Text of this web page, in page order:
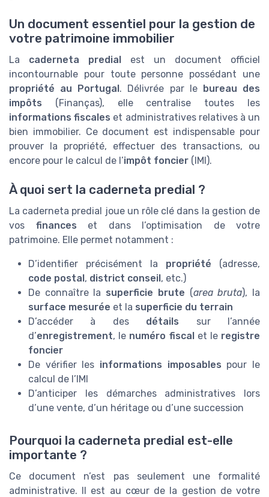
Un document essentiel pour la gestion de
votre patrimoine immobilier
La caderneta predial est un document officiel
incontournable pour toute personne possédant une
propriété au Portugal. Délivrée par le bureau des
impôts (Finanças), elle centralise toutes les
informations fiscales et administratives relatives à un
bien immobilier. Ce document est indispensable pour
prouver la propriété, effectuer des transactions, ou
encore pour le calcul de l’impôt foncier (IMI).
À quoi sert la caderneta predial ?
La caderneta predial joue un rôle clé dans la gestion de
vos finances et dans l’optimisation de votre
patrimoine. Elle permet notamment :
D’identifier précisément la propriété (adresse,
code postal , district conseil , etc.)
De connaître la superficie brute (area bruta), la
surface mesurée et la superficie du terrain
D’accéder à des détails sur l’année
d’enregistrement, le numéro fiscal et le registre
foncier
De vérifier les informations imposables pour le
calcul de l’IMI
D’anticiper les démarches administratives lors
d’une vente, d’un héritage ou d’une succession
Pourquoi la caderneta predial est-elle
importante ?
Ce document n’est pas seulement une formalité
administrative. Il est au cœur de la gestion de votre